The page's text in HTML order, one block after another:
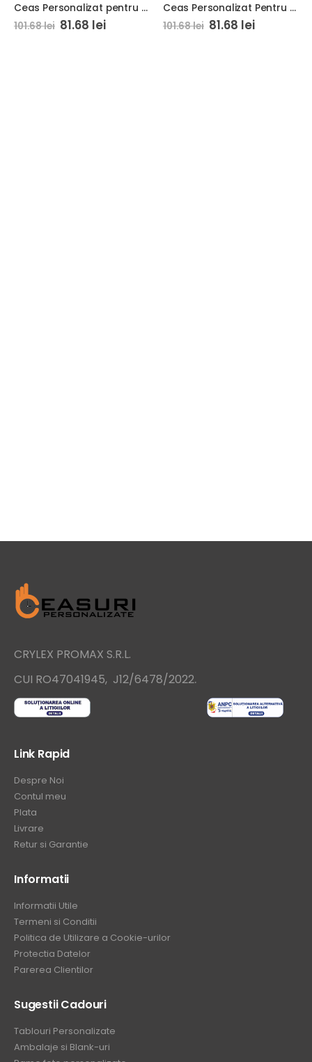
Ceas Personalizat pentru Electrician 01
101.68lei 81.68 lei
Ceas Personalizat Pentru Constructor 01
101.68lei 81.68 lei
CRYLEX PROMAX S.R.L.
CUI RO47041945, J12/6478/2022.
Link Rapid
Despre Noi
Contul meu
Plata
Livrare
Retur si Garantie
Informatii
Informatii Utile
Termeni si Conditii
Politica de Utilizare a Cookie-urilor
Protectia Datelor
Parerea Clientilor
Sugestii Cadouri
Tablouri Personalizate
Ambalaje si Blank-uri